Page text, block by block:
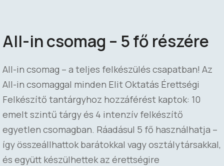
All-in csomag – 5 fő részére
All-in csomag – a teljes felkészülés csapatban! Az
All-in csomaggal minden Elit Oktatás Érettségi
Felkészítő tantárgyhoz hozzáférést kaptok: 10
emelt szintű tárgy és 4 intenzív felkészítő
egyetlen csomagban. Ráadásul 5 fő használhatja –
így összeállhattok barátokkal vagy osztálytársakkal,
és együtt készülhettek az érettségire